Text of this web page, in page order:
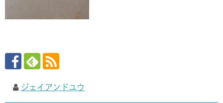
ジェイアンドユウ